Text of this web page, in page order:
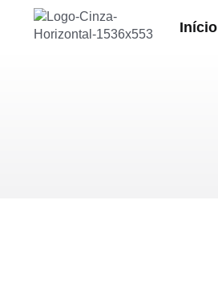
Início